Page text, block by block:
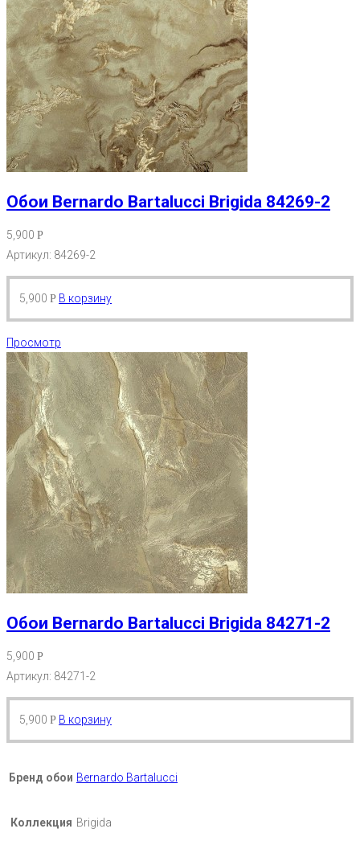
Обои Bernardo Bartalucci Brigida 84269-2
5,900 Р
Артикул: 84269-2
5,900 Р В корзину
Просмотр
Обои Bernardo Bartalucci Brigida 84271-2
5,900 Р
Артикул: 84271-2
5,900 Р В корзину
Бренд обои Bernardo Bartalucci
Коллекция Brigida